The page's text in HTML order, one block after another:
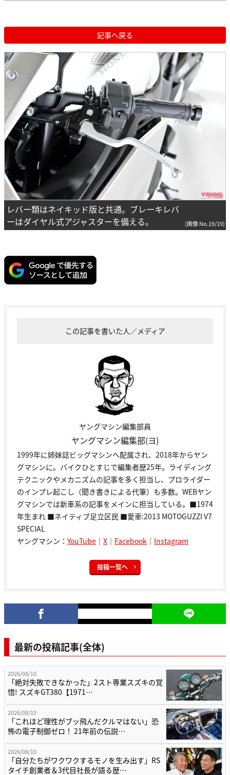
記事へ戻る
レバー類はネイキッド版と共通。ブレーキレバ
ーはダイヤル式アジャスターを備える。
(画像 No.19/19)
この記事を書いた人／メディア
ヤングマシン編集部員
ヤングマシン編集部(ヨ)
1999年に姉妹誌ビッグマシンへ配属され、2018年からヤン
グマシンに。バイクひとすじで編集者歴25年。ライディング
テクニックやメカニズムの記事を多く担当し、プロライダー
のインプレ起こし（聞き書きによる代筆）も多数。WEBヤン
グマシンでは新車系の記事をメインに担当している。■1974
年生まれ ■ネイティブ足立区民 ■愛車:2013 MOTOGUZZI V7
SPECIAL
ヤングマシン： YouTube ｜ X ｜ Facebook ｜ Instagram
投稿一覧へ
最新の投稿記事(全体)
2026/08/10
「絶対失敗できなかった」2スト専業スズキの覚
悟! スズキGT380【1971…
2026/08/10
「これほど理性がブッ飛んだクルマはない」恐
怖の電子制御ゼロ！ 21年前の伝説…
2026/08/10
「自分たちがワクワクするモノを生み出す」RS
タイチ創業者＆3代目社長が語る歴…